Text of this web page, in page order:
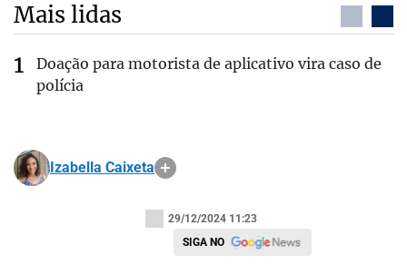
Mais lidas
Doação para motorista de aplicativo vira caso de
polícia
Izabella Caixeta
29/12/2024 11:23
SIGA NO